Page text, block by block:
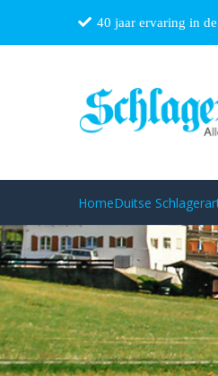
40 jaar ervaring in
HomeDuitse